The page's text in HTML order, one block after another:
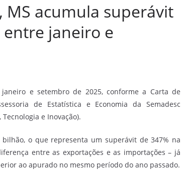
MS acumula superávit
entre janeiro e
e setembro de 2025, conforme a Carta de
de Estatística e Economia da Semadesc
e Inovação).
o que representa um superávit de 347% na
entre as exportações e as importações – já
ao apurado no mesmo período do ano passado.